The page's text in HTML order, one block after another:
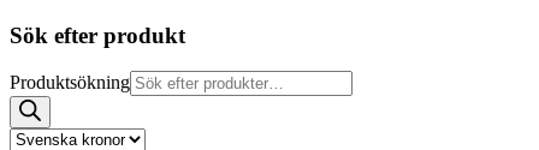
Sök efter produkt
Produktsökning